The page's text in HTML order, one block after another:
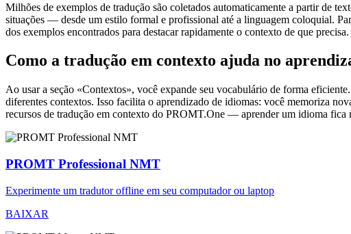
Milhões de exemplos de tradução são coletados automaticamente a partir de
situações — desde um estilo formal e profissional até a linguagem coloquial.
dos exemplos encontrados para destacar rapidamente o contexto de que precisa.
Como a tradução em contexto ajuda no
Ao usar a seção «Contextos», você expande seu vocabulário de forma
diferentes contextos. Isso facilita o aprendizado de idiomas: você memoriza
recursos de tradução em contexto do PROMT.One — aprender um idioma fica
PROMT Professional NMT
Experimente um tradutor offline em seu computador ou laptop
BAIXAR